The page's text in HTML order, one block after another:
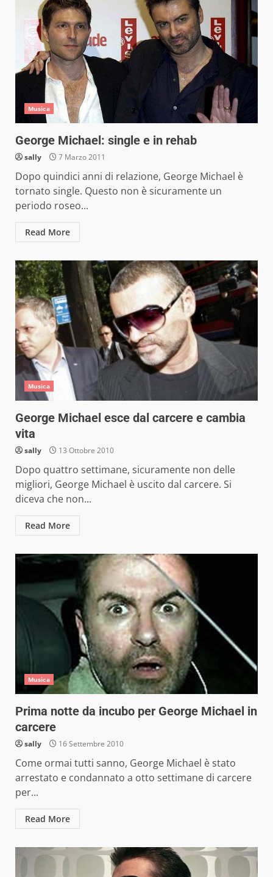
Musica
George Michael: single e in rehab
sally 7 Marzo 2011
Dopo quindici anni di relazione, George Michael è
tornato single. Questo non è sicuramente un
periodo roseo...
Read More
Musica
George Michael esce dal carcere e cambia
vita
sally 13 Ottobre 2010
Dopo quattro settimane, sicuramente non delle
migliori, George Michael è uscito dal carcere. Si
diceva che non...
Read More
Musica
Prima notte da incubo per George Michael in
carcere
sally 16 Settembre 2010
Come ormai tutti sanno, George Michael è stato
arrestato e condannato a otto settimane di carcere
per...
Read More